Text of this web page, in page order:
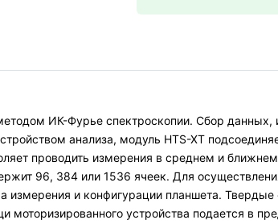
ИК-Фурье спектроскопии. Сбор данных,
анализа, модуль HTS-XT
проводить измерения в среднем и
96, 384 или 1536 ячеек. Для
и конфигурации планшета. Твердые
устройства подается в